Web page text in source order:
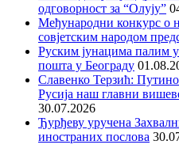
одговорност за “Олују”
Међународни конкурс о
совјетским народом
Руским јунацима палим
пошта у Београду
Славенко Терзић:
Русија наш главни
30.07.2026
Ђурђеву уручена
иностраних послова